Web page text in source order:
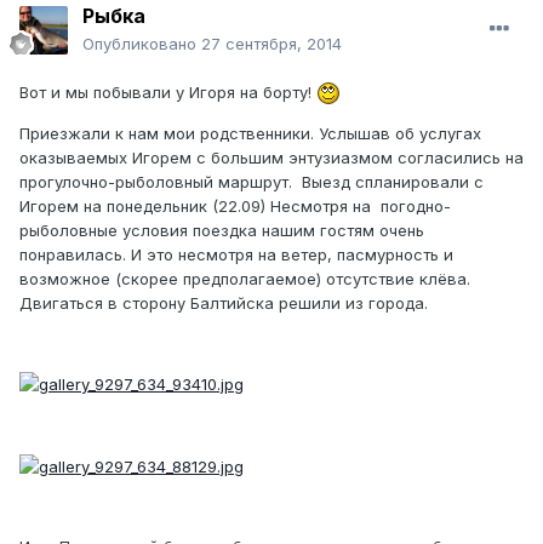
Рыбка
Опубликовано 27 сентября, 2014
Вот и мы побывали у Игоря на борту!
Приезжали к нам мои родственники. Услышав об услугах
оказываемых Игорем с большим энтузиазмом согласились на
прогулочно-рыболовный маршрут. Выезд спланировали с
Игорем на понедельник (22.09) Несмотря на погодно-
рыболовные условия поездка нашим гостям очень
понравилась. И это несмотря на ветер, пасмурность и
возможное (скорее предполагаемое) отсутствие клёва.
Двигаться в сторону Балтийска решили из города.